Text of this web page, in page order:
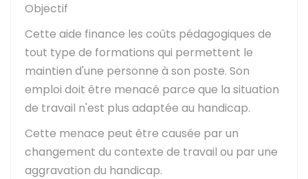
Objectif
Cette aide finance les coûts pédagogiques de
tout type de formations qui permettent le
maintien d'une personne à son poste. Son
emploi doit être menacé parce que la situation
de travail n'est plus adaptée au handicap.
Cette menace peut être causée par un
changement du contexte de travail ou par une
aggravation du handicap.